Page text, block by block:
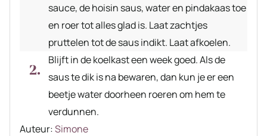
sauce, de hoisin saus, water en pindakaas toe
en roer tot alles glad is. Laat zachtjes
pruttelen tot de saus indikt. Laat afkoelen.
Blijft in de koelkast een week goed. Als de
saus te dik is na bewaren, dan kun je er een
beetje water doorheen roeren om hem te
verdunnen.
Auteur
Auteur:Simone